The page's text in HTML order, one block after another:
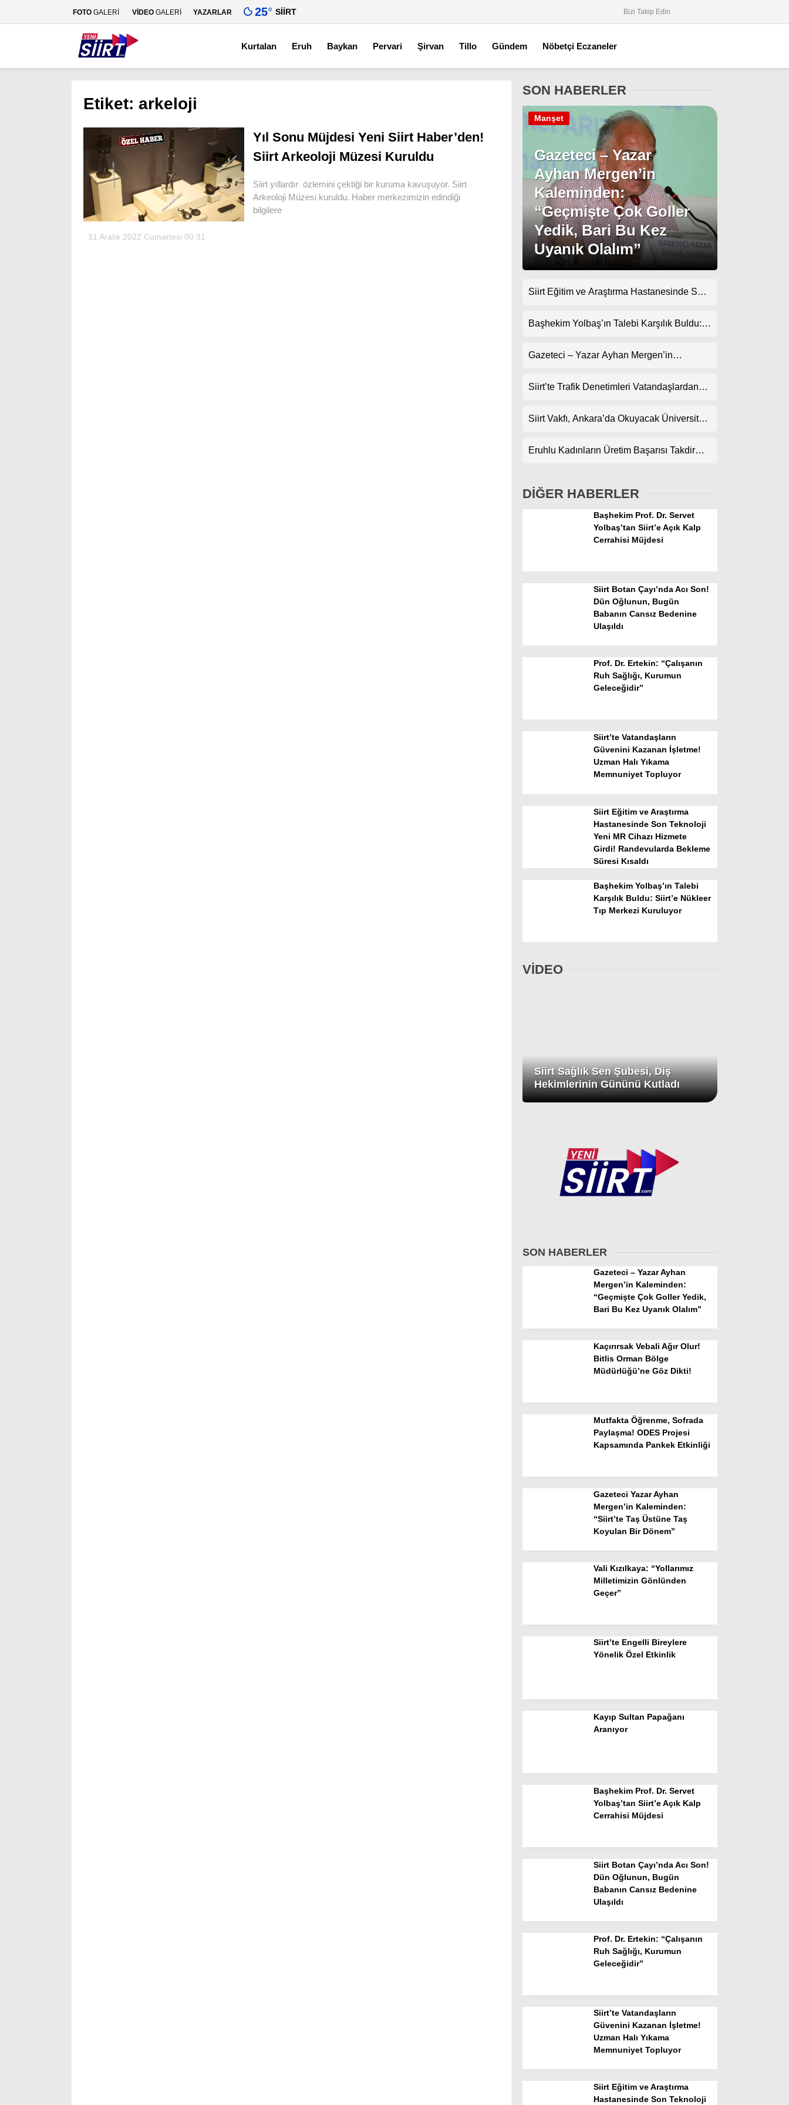
Gündem
Spor
Magazin
Instagram
FOTO GALERİ VİDEO GALERİ YAZARLAR 25° SIIRT Bizi Takip Edin
Kurtalan Eruh Baykan Pervari Şirvan Tillo Gündem Nöbetçi Eczaneler
Etiket: arkeloji
Yıl Sonu Müjdesi Yeni Siirt Haber’den!
Siirt Arkeoloji Müzesi Kuruldu
Siirt yıllardır özlemini çektiği bir kuruma kavuşuyor. Siirt
Arkeoloji Müzesi kuruldu. Haber merkezimizin edindiği
bilgilere
31 Aralık 2022 Cumartesi 00:31
SON HABERLER
Gazeteci – Yazar
Ayhan Mergen’in
Kaleminden:
“Geçmişte Çok Goller
Yedik, Bari Bu Kez
Uyanık Olalım”
Manşet
Siirt Eğitim ve Araştırma Hastanesinde Son
Randevularda Bekleme Süresi Kısaldı
Başhekim Yolbaş’ın Talebi Karşılık Buldu:
Gazeteci – Yazar Ayhan Mergen’in
Kuralları”
Siirt’te Trafik Denetimleri Vatandaşlardan
Siirt Vakfı, Ankara’da Okuyacak Üniversite
Eruhlu Kadınların Üretim Başarısı Takdir
DİĞER HABERLER
Başhekim Prof. Dr. Servet
Yolbaş’tan Siirt’e Açık Kalp
Cerrahisi Müjdesi
Siirt Botan Çayı’nda Acı Son!
Dün Oğlunun, Bugün
Babanın Cansız Bedenine
Ulaşıldı
Prof. Dr. Ertekin: “Çalışanın
Ruh Sağlığı, Kurumun
Geleceğidir”
Siirt’te Vatandaşların
Güvenini Kazanan İşletme!
Uzman Halı Yıkama
Memnuniyet Topluyor
Siirt Eğitim ve Araştırma
Hastanesinde Son Teknoloji
Yeni MR Cihazı Hizmete
Girdi! Randevularda Bekleme
Süresi Kısaldı
Başhekim Yolbaş’ın Talebi
Karşılık Buldu: Siirt’e Nükleer
Tıp Merkezi Kuruluyor
VİDEO
Siirt Sağlık Sen Şubesi, Diş
Hekimlerinin Gününü Kutladı
SON HABERLER
Gazeteci – Yazar Ayhan
Mergen’in Kaleminden:
“Geçmişte Çok Goller Yedik,
Bari Bu Kez Uyanık Olalım”
Kaçırırsak Vebali Ağır Olur!
Bitlis Orman Bölge
Müdürlüğü’ne Göz Dikti!
Mutfakta Öğrenme, Sofrada
Paylaşma! ODES Projesi
Kapsamında Pankek Etkinliği
Gazeteci Yazar Ayhan
Mergen’in Kaleminden:
“Siirt’te Taş Üstüne Taş
Koyulan Bir Dönem”
Vali Kızılkaya: “Yollarımız
Milletimizin Gönlünden
Geçer”
Siirt’te Engelli Bireylere
Yönelik Özel Etkinlik
Kayıp Sultan Papağanı
Aranıyor
Başhekim Prof. Dr. Servet
Yolbaş’tan Siirt’e Açık Kalp
Cerrahisi Müjdesi
Siirt Botan Çayı’nda Acı Son!
Dün Oğlunun, Bugün
Babanın Cansız Bedenine
Ulaşıldı
Prof. Dr. Ertekin: “Çalışanın
Ruh Sağlığı, Kurumun
Geleceğidir”
Siirt’te Vatandaşların
Güvenini Kazanan İşletme!
Uzman Halı Yıkama
Memnuniyet Topluyor
Siirt Eğitim ve Araştırma
Hastanesinde Son Teknoloji